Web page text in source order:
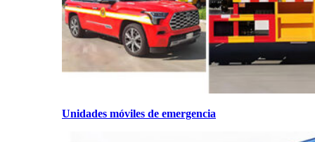
Unidades móviles de emergencia